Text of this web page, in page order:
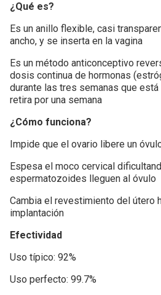
¿Qué es?
Es un anillo flexible, casi
ancho, y se inserta en la vagina
Es un método anticonceptivo
dosis continua de hormonas
durante las tres semanas que está
retira por una semana
¿Cómo funciona?
Impide que el ovario libere un
Espesa el moco cervical
espermatozoides lleguen al óvulo
Cambia el revestimiento del útero
implantación
Efectividad
Uso típico: 92%
Uso perfecto: 99.7%